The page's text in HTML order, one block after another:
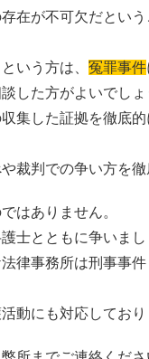
在が不可欠だとい
いう方は、 冤罪事件
した方がよいでしょ
集した証拠を徹底
裁判での争い方を徹
はありません。
士とともに争いまし
律事務所は刑事事
動にも対応しており